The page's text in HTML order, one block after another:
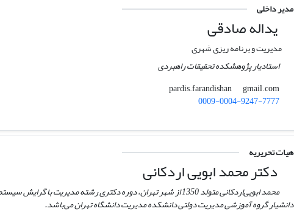
مدیر داخلی
یداله صادقی
مدیریت و برنامه ریزی شهری
استادیار پژوهشکده تحقیقات راهبردی
pardis.farandishan
gmail.com
0009-0004-9247-7777
هیات تحریریه
دکتر محمد ابویی اردکانی
دانشیار گروه آموزشی مدیریت دولتی دانشکده مدیریت دانشگاه تهران می‌باشد.